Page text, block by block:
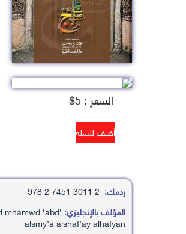
السعر : 5$
ردمك:
المؤلف بالإنجليزي: mhamwd ’abd
alsmy’a alshaf’ay alhafyan